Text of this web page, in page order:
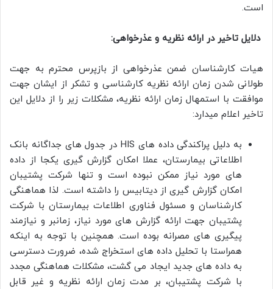
است.
دلایل تاخیر در ارائه نظریه و عذرخواهی:
هیات کارشناسان ضمن عذرخواهی از بازپرس محترم به جهت
طولانی شدن زمان ارائه نظریه کارشناسی و تشکر از ایشان جهت
موافقت با استمهال زمان ارائه نظریه، مشکلات زیر را از دلایل این
تاخیر اعلام میدارد:
به دلیل پراکندگی داده های HIS در جدول های جداگانه بانک
اطلاعاتی بیمارستان، عملا امکان گزارش گیری یکجا از داده
های مورد نیاز ممکن نبوده است و تنها شرکت پشتیبان
امکان گزارش گیری از دیتابیس را داشته است. لذا هماهنگی
کارشناسان و مسئول فناوری اطلاعات بیمارستان با شرکت
پشتیبان جهت ارائه گزارش های مورد نیاز، زمانبر و نیازمند
پیگیری های مصرانه بوده است. همچنین با توجه به اینکه
همراستا با تحلیل داده های استخراج شده، ضرورت دسترسی
به داده های جدید ایجاد می گشت، مشکلات هماهنگی مجدد
با شرکت پشتیبان، بر مدت زمان ارائه نظریه و غیر قابل